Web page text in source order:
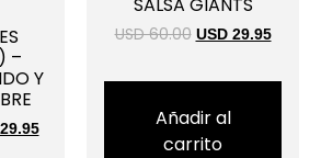
–
Y
USD 60.00 USD 29.95
Añadir al
carrito